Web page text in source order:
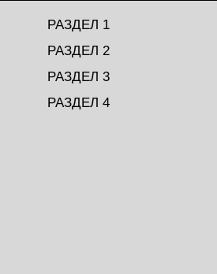
РАЗДЕЛ 1
РАЗДЕЛ 2
РАЗДЕЛ 3
РАЗДЕЛ 4